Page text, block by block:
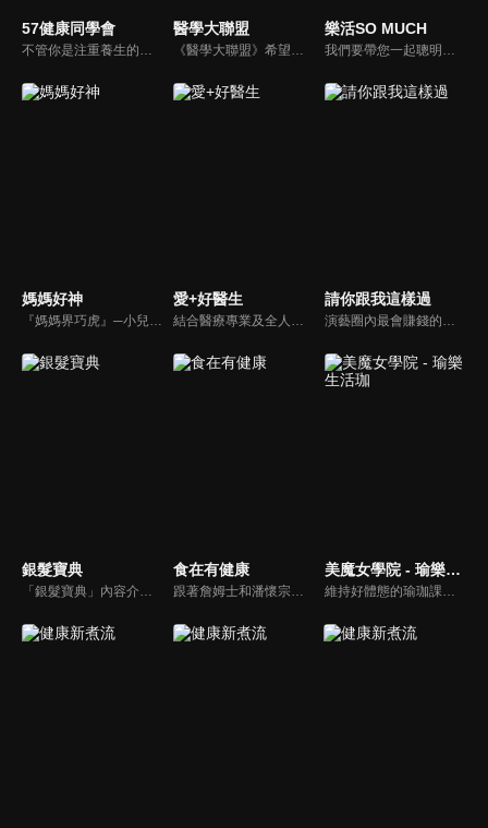
57健康同學會 醫學大聯盟 樂活SO MUCH
媽媽好神
『媽媽界巧虎』─小兒科醫師黃瑽寧，『國民媽媽』─鍾欣凌，兩人領軍擁有十八般武藝的好神媽媽團，為全台媽媽們發聲，所有育兒新知，家庭秘辛，全家大小健康，都會在《媽媽好神》一一解惑！
愛+好醫生
結合醫療專業及全人關懷的新型態節目，主持人黃瑽寧醫師親訪家庭，跨領域醫療顧問團全方位檢視，提供最完整、實用和正確的資訊來守護孩子的健康。
請你跟我這樣過
演藝圈內最會賺錢的侯昌明，以親身經歷教你理財；採訪經歷豐沛的黃文華，把所見所聞通通報你哉。不論是理財知識、兩性問題、生活資訊，完全貼近市井小民的所需所求，保證讓你生活過更好！
銀髮寶典
「銀髮寶典」內容介紹銀髮族相關的醫療知識，讓爺爺奶奶們能了解銀髮族常見的疾病、或是身體常遇到的問題，並邀請專業的醫師上節目解答，詳細深入且淺顯易懂的方式講述給各位爺爺奶奶們。為銀髮族的身體健康預防把關，讓爺爺奶奶能有一個樂活的退休生活。
食在有健康
跟著詹姆士和潘懷宗博士就能輕鬆學料理！只是品嚐美食之餘，身體健康也要懂得把關，每集都會傳授生活健康資訊，破除一般飲食迷思，讓大家吃得美味、活得健康！
美魔女學院 - 瑜樂生活珈
維持好體態的瑜珈課程，有著豐富的瑜珈姿勢，伸展筋骨舒緩全身疲勞，緊緻肌肉線條，不只能雕塑美美的身材也能夠讓身心靈都暢快健康，跟上我們的腳步一起踏上瑜樂生活珈，輕鬆好上手，快樂享瘦！